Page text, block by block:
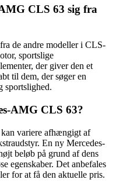
CLS 63 sig fra
de andre modeller i CLS-
sportslige
der giver den et
til dem, der søger en
sportslighed.
AMG CLS 63?
variere afhængigt af
En ny Mercedes-
beløb på grund af dens
egenskaber. Det anbefales
for at få den aktuelle pris.